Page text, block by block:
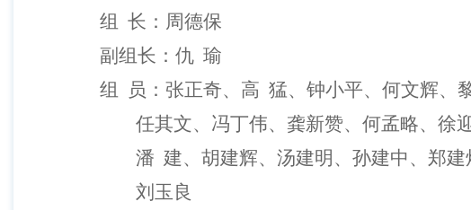
组 长：周德保
副组长：仇 瑜
组
员：张正奇、高 猛、钟小平、何文辉、
任其文、冯丁伟、龚新赞、何孟略、徐迎
潘 建、胡建辉、汤建明、孙建中、郑建
刘玉良